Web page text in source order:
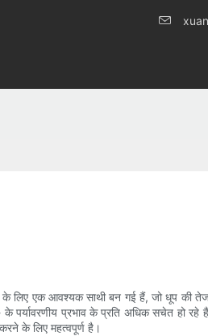
लिए एक आवश्यक साथी बन गई हैं, जो धूप की तेज
के पर्यावरणीय प्रभाव के प्रति अधिक सचेत हो
के लिए महत्वपूर्ण है।